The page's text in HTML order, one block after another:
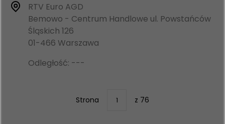
RTV Euro AGD
Bemowo - Centrum Handlowe ul. Powstańców
Śląskich 126
01-466 Warszawa
Odległość: ---
Strona 1 z 76